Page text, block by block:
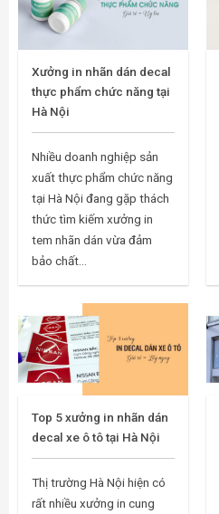
Xưởng in nhãn dán decal
thực phẩm chức năng tại
Hà Nội
Nhiều doanh nghiệp sản
xuất thực phẩm chức năng
tại Hà Nội đang gặp thách
thức tìm kiếm xưởng in
tem nhãn dán vừa đảm
bảo chất...
Top 5 xưởng in nhãn dán
decal xe ô tô tại Hà Nội
Thị trường Hà Nội hiện có
rất nhiều xưởng in cung